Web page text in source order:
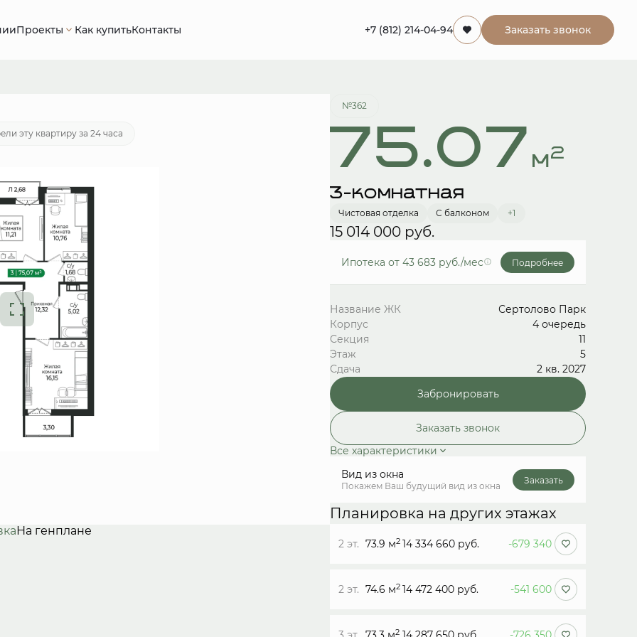
Проекты Как купитьКонтакты +7 (812) 214-04-94 Заказать звонок
руб.Ипотекаот 43 683 руб./мес. Забронировать
эту квартиру за 24 часа
На генплане
№362
75.07 м2
3-комнатная
Чистовая отделка С балконом +1
15 014 000 руб.
Ипотека от 43 683 руб./мес Подробнее
Название ЖК
Сертолово Парк
Корпус
4 очередь
Секция
11
Этаж
5
Сдача
2 кв. 2027
Забронировать
Заказать звонок
Все характеристики
Вид из окна
Покажем Ваш будущий вид из окна
Заказать
Планировка на других этажах
2 эт. 73.9 м2 14 334 660 руб. -679 340
2 эт. 74.6 м2 14 472 400 руб. -541 600
2